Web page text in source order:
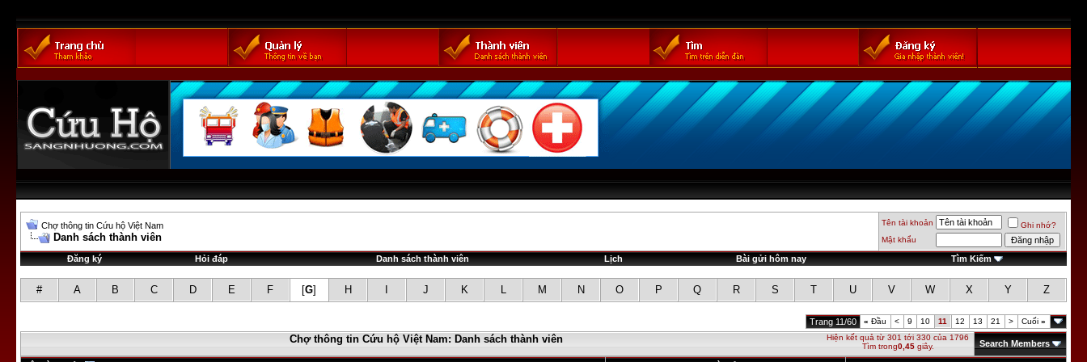
Chợ thông tin Cứu hộ Việt Nam
Danh sách thành viên
Tên tài khoản
Ghi nhớ?
Mật khẩu
Đăng ký Hỏi đáp Danh sách thành viên Lịch Bài gửi hôm nay Tìm Kiếm
# A B C D E F [G] H J K L M N O P Q R S T U V W X Y Z
Trang 11/60 « Đầu < 9 10 11 12 13 21 > Cuối »
Hiện kết quả từ 301 tới 330 của 1796
Tìm trong0,45giây.
Chợ thông tin Cứu hộ Việt Nam: Danh sách thành viên Search Members